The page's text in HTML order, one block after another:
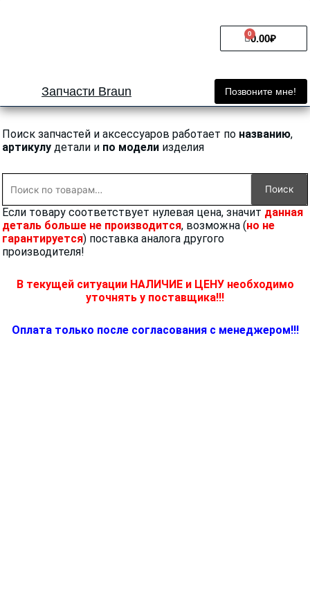
0.00₽
0
Cart
Запчасти Braun Позвоните мне!
Поиск запчастей и аксессуаров работает по названию,
артикулу детали и по модели изделия
Поиск
Если товару соответствует нулевая цена, значит данная
деталь больше не производится, возможна (но не
гарантируется) поставка аналога другого
производителя!
В текущей ситуации НАЛИЧИЕ и ЦЕНУ необходимо
уточнять у поставщика!!!
Оплата только после согласования с менеджером!!!